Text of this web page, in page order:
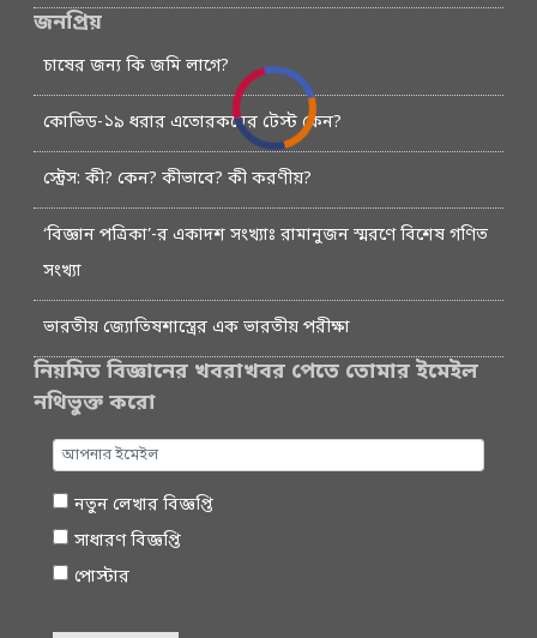
জনপ্রিয়
চাষের জন্য কি জমি লাগে?
কোভিড-১৯ ধরার এতোরকমের টেস্ট কেন?
স্ট্রেস: কী? কেন? কীভাবে? কী করণীয়?
‘বিজ্ঞান পত্রিকা’-র একাদশ সংখ্যাঃ রামানুজন স্মরণে বিশেষ গণিত
সংখ্যা
ভারতীয় জ্যোতিষশাস্ত্রের এক ভারতীয় পরীক্ষা
নিয়মিত বিজ্ঞানের খবরাখবর পেতে তোমার ইমেইল
নথিভুক্ত করো
নতুন লেখার বিজ্ঞপ্তি
সাধারণ বিজ্ঞপ্তি
পোস্টার